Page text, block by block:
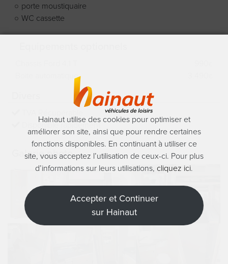
porte moustiquaire
WC cassette
Boite automatique
Disponible rapidement
Galerie photo
Hainaut utilise des cookies pour optimiser et
améliorer son site, ainsi que pour rendre certaines
fonctions disponibles. En continuant à utiliser ce
site, vous acceptez l’utilisation de ceux-ci. Pour plus
d’informations sur leurs utilisations, cliquez ici.
Accepter et Continuer
sur Hainaut